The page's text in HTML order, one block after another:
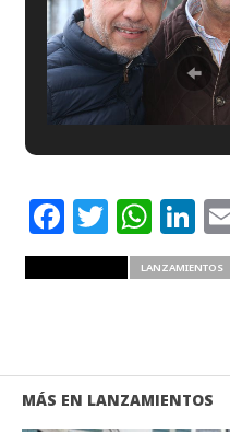
Facebook
Twitter
LANZAMIENTOS
MÁS EN LANZAMIENTOS